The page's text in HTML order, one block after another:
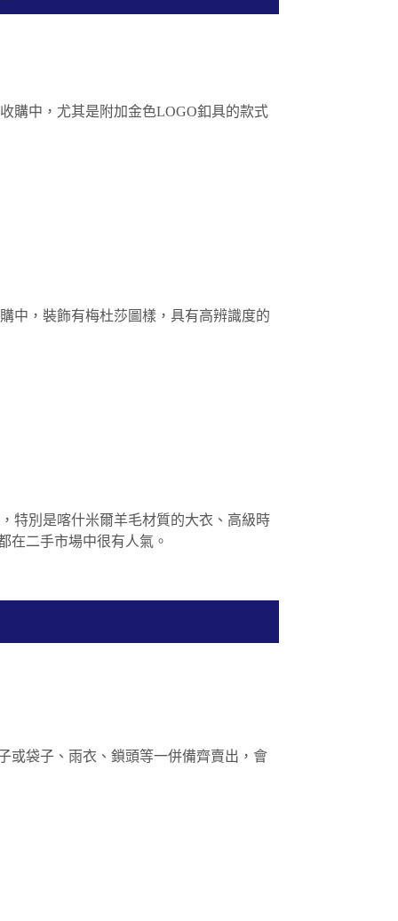
購中，尤其是附加金色LOGO釦具的款式
中，裝飾有梅杜莎圖樣，具有高辨識度的
特別是喀什米爾羊毛材質的大衣、高級時
在二手市場中很有人氣。
或袋子、雨衣、鎖頭等一併備齊賣出，會